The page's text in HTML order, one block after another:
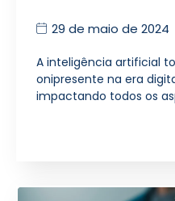
29 de maio de 2024
A inteligência artificial
onipresente na era
impactando todos os